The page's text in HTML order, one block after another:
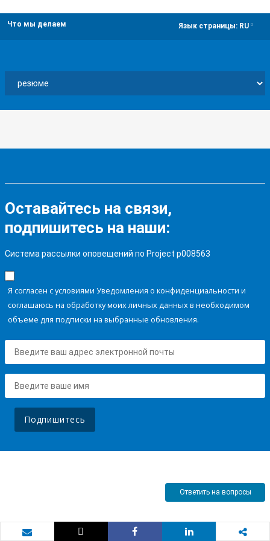
Что мы делаем Язык страницы: RU
Оставайтесь на связи,
подпишитесь на наши:
Система рассылки оповещений по Project p008563
Я согласен с условиями Уведомления о конфиденциальности и
соглашаюсь на обработку моих личных данных в необходимом
объеме для подписки на выбранные обновления.
Подпишитесь
Ответить на вопросы